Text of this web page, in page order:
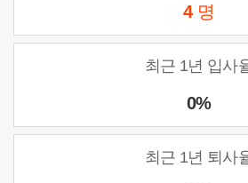
4 명
최근 1년 입사
0%
최근 1년 퇴사